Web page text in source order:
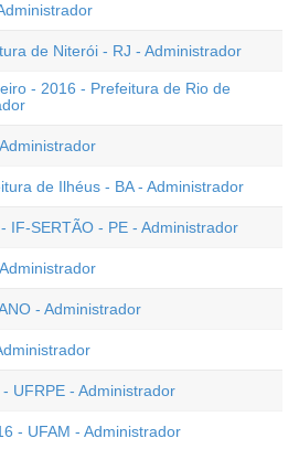
de Niterói - RJ - Administrador
- 2016 - Prefeitura de Rio de
de Ilhéus - BA - Administrador
IF-SERTÃO - PE - Administrador
- Administrador
UFRPE - Administrador
- UFAM - Administrador